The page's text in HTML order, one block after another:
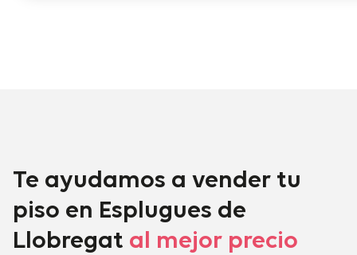
Te ayudamos a vender tu
piso en Esplugues de
Llobregat al mejor precio